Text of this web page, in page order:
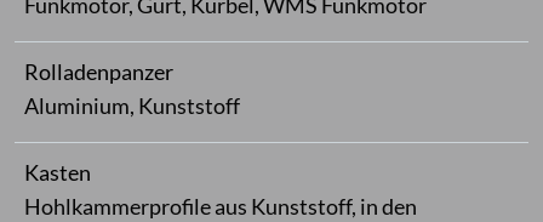
Rolladenpanzer
Aluminium, Kunststoff
Kasten
Hohlkammerprofile aus Kunststoff, in den